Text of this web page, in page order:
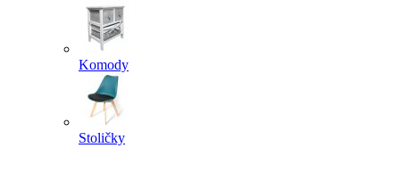
Komody
Stoličky